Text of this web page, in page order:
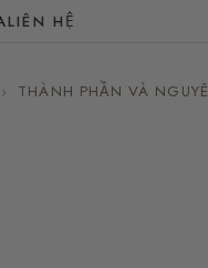
LIÊN HỆ
› THÀNH PHẦN VÀ